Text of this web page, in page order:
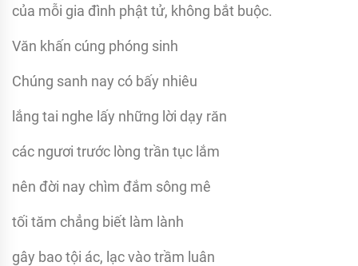
của mỗi gia đình phật tử, không bắt buộc.
Văn khấn cúng phóng sinh
Chúng sanh nay có bấy nhiêu
lắng tai nghe lấy những lời dạy răn
các ngươi trước lòng trần tục lắm
nên đời nay chìm đắm sông mê
tối tăm chẳng biết làm lành
gây bao tội ác, lạc vào trầm luân